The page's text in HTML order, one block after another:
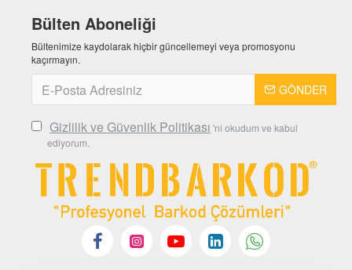
Bülten Aboneliği
Bültenimize kaydolarak hiçbir güncellemeyi veya promosyonu
kaçırmayın.
GÖNDER
Gizlilik ve Güvenlik Politikası 'ni okudum ve kabul
ediyorum.